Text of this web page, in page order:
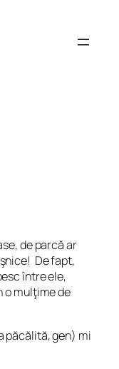
de parcă ar
De fapt,
între ele,
o mulţime de
păcălită, gen) mi